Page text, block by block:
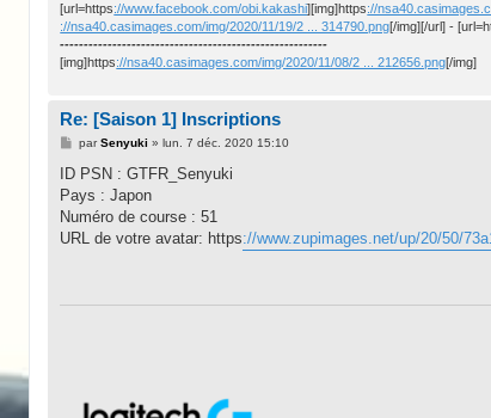
[url=https://www.facebook.com/obi.kakashi][img]https://
://nsa40.casimages.com/img/2020/11/19/2 ... 314790.png[/img][/url] -
--------------------------------------------------------
[img]https://nsa40.casimages.com/img/2020/11/08/2 ... 212656.png[/img]
Re: [Saison 1] Inscriptions
M
s
a
g
parSenyuki »lun. 7 déc. 2020 15:10
ID PSN : GTFR_Senyuki
Pays : Japon
Numéro de course : 51
URL de votre avatar: https://www.zupimages.net/up/20/50/